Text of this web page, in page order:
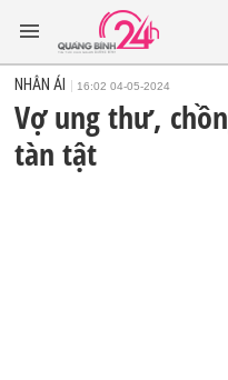
NHÂN ÁI 16:02 04-05-2024
Vợ ung thư,
tàn tật